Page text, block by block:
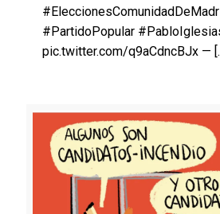
#PartidoPopular
pic.twitter.com/q9aCdncBJx —